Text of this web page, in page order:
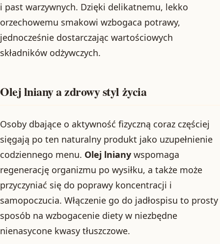
i past warzywnych. Dzięki delikatnemu, lekko
orzechowemu smakowi wzbogaca potrawy,
jednocześnie dostarczając wartościowych
składników odżywczych.
Olej lniany a zdrowy styl życia
Osoby dbające o aktywność fizyczną coraz częściej
sięgają po ten naturalny produkt jako uzupełnienie
codziennego menu. Olej lniany wspomaga
regenerację organizmu po wysiłku, a także może
przyczyniać się do poprawy koncentracji i
samopoczucia. Włączenie go do jadłospisu to prosty
sposób na wzbogacenie diety w niezbędne
nienasycone kwasy tłuszczowe.